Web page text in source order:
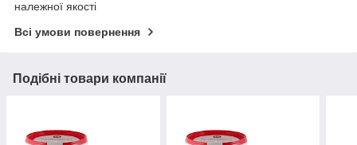
належної якості
Всі умови повернення
Подібні товари компанії